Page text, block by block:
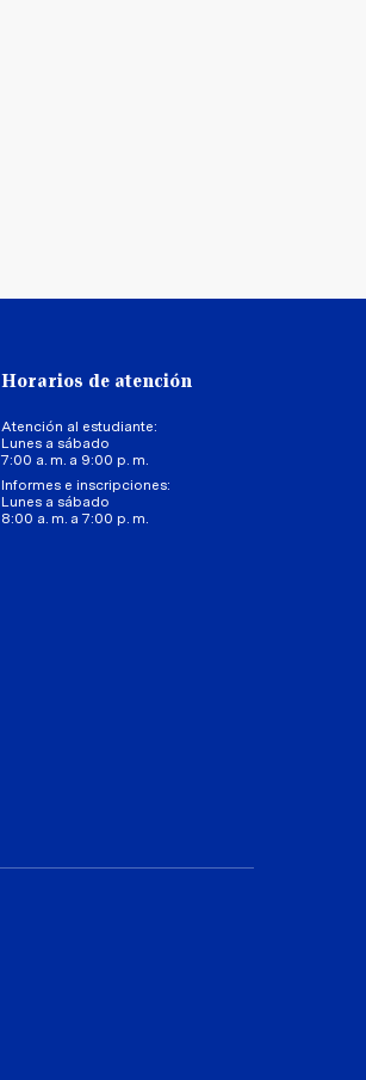
Horarios de atención
Atención al estudiante:
Lunes a sábado
7:00 a. m. a 9:00 p. m.
Informes e inscripciones:
Lunes a sábado
8:00 a. m. a 7:00 p. m.